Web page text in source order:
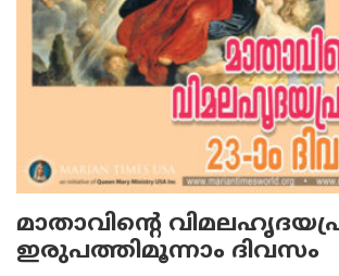
മാതാവിന്റെ
ഇരുപത്തിമൂന്നാം ദിവസം